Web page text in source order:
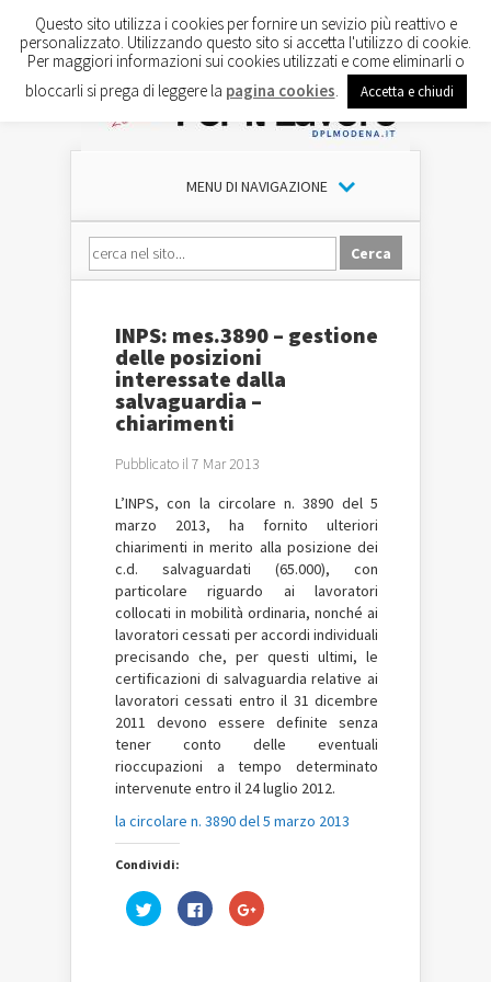
MENU DI NAVIGAZIONE
INPS: mes.3890 – gestione
delle posizioni
interessate dalla
salvaguardia –
chiarimenti
Pubblicato il 7 Mar 2013
L’INPS, con la circolare n. 3890 del 5
marzo 2013, ha fornito ulteriori
chiarimenti in merito alla posizione dei
c.d. salvaguardati (65.000), con
particolare riguardo ai lavoratori
collocati in mobilità ordinaria, nonché ai
lavoratori cessati per accordi individuali
precisando che, per questi ultimi, le
certificazioni di salvaguardia relative ai
lavoratori cessati entro il 31 dicembre
2011 devono essere definite senza
tener conto delle eventuali
rioccupazioni a tempo determinato
intervenute entro il 24 luglio 2012.
la circolare n. 3890 del 5 marzo 2013
Condividi:
Fai
clic
Fai
clic
Fai
clic
Questo sito utilizza i cookies per fornire un sevizio più reattivo e
personalizzato. Utilizzando questo sito si accetta l'utilizzo di cookie.
Per maggiori informazioni sui cookies utilizzati e come eliminarli o
bloccarli si prega di leggere la pagina cookies Accetta e chiudi